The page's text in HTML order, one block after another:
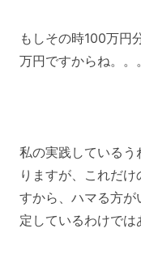
もしその時100万円
万円ですからね。。。
私の実践している
りますが、これだ
すから、ハマる方
定しているわけでは